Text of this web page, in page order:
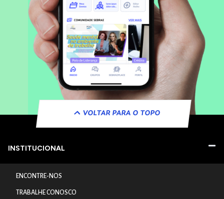
VOLTAR PARA O TOPO
INSTITUCIONAL
ENCONTRE-NOS
TRABALHE CONOSCO